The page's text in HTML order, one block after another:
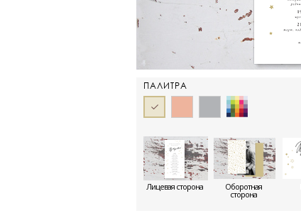
ПАЛИТРА
Лицевая сторона Оборотная
сторона